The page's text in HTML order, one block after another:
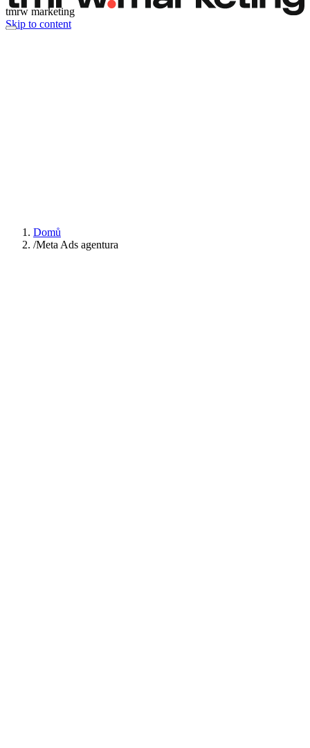
tmrw marketing
Skip to content
Domů
/Meta Ads agentura